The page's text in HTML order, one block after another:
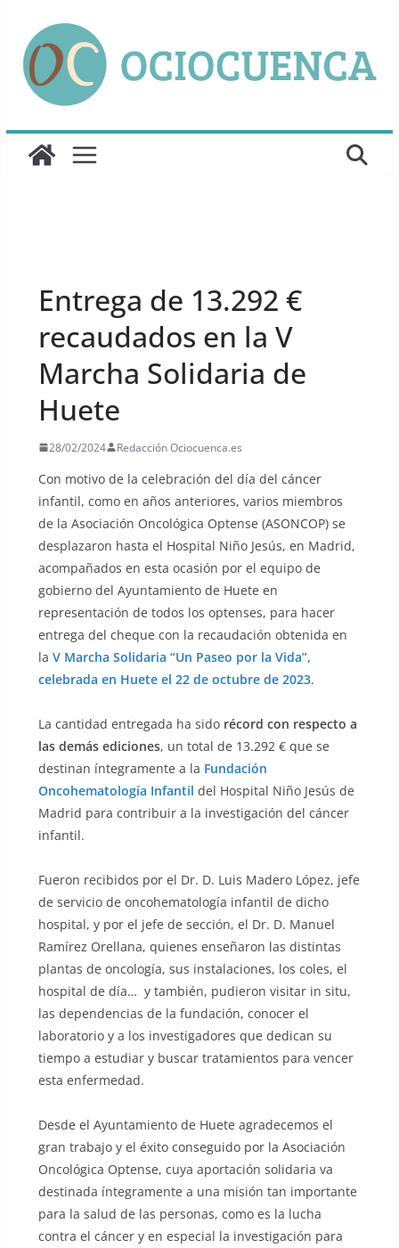
contenido
Entrega de 13.292 €
recaudados en la V
Marcha Solidaria de
Huete
28/02/2024 Redacción Ociocuenca.es
Con motivo de la celebración del día del cáncer
infantil, como en años anteriores, varios miembros
de la Asociación Oncológica Optense (ASONCOP) se
desplazaron hasta el Hospital Niño Jesús, en Madrid,
acompañados en esta ocasión por el equipo de
gobierno del Ayuntamiento de Huete en
representación de todos los optenses, para hacer
entrega del cheque con la recaudación obtenida en
la V Marcha Solidaria “Un Paseo por la Vida”,
celebrada en Huete el 22 de octubre de 2023.
La cantidad entregada ha sido récord con respecto a
las demás ediciones, un total de 13.292 € que se
destinan íntegramente a la Fundación
Oncohematología Infantil del Hospital Niño Jesús de
Madrid para contribuir a la investigación del cáncer
infantil.
Fueron recibidos por el Dr. D. Luis Madero López, jefe
de servicio de oncohematología infantil de dicho
hospital, y por el jefe de sección, el Dr. D. Manuel
Ramírez Orellana, quienes enseñaron las distintas
plantas de oncología, sus instalaciones, los coles, el
hospital de día… y también, pudieron visitar in situ,
las dependencias de la fundación, conocer el
laboratorio y a los investigadores que dedican su
tiempo a estudiar y buscar tratamientos para vencer
esta enfermedad.
Desde el Ayuntamiento de Huete agradecemos el
gran trabajo y el éxito conseguido por la Asociación
Oncológica Optense, cuya aportación solidaria va
destinada íntegramente a una misión tan importante
para la salud de las personas, como es la lucha
contra el cáncer y en especial la investigación para